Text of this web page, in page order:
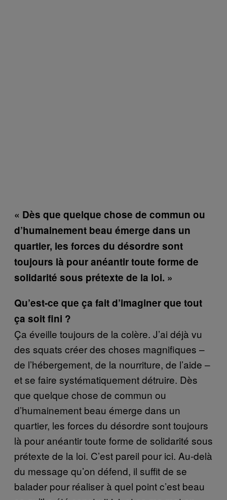
« Dès que quelque chose de commun ou
d’humainement beau émerge dans un
quartier, les forces du désordre sont
toujours là pour anéantir toute forme de
solidarité sous prétexte de la loi. »
Qu’est-ce que ça fait d’imaginer que tout
ça soit fini ?
Ça éveille toujours de la colère. J’ai déjà vu
des squats créer des choses magnifiques –
de l’hébergement, de la nourriture, de l’aide –
et se faire systématiquement détruire. Dès
que quelque chose de commun ou
d’humainement beau émerge dans un
quartier, les forces du désordre sont toujours
là pour anéantir toute forme de solidarité sous
prétexte de la loi. C’est pareil pour ici. Au-delà
du message qu’on défend, il suffit de se
balader pour réaliser à quel point c’est beau